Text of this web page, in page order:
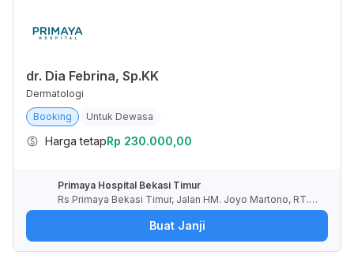
dr. Dia Febrina, Sp.KK
Dermatologi
Booking
Untuk Dewasa
Harga tetapRp 230.000,00
Primaya Hospital Bekasi Timur
Rs Primaya Bekasi Timur, Jalan HM. Joyo Martono, RT.0
03/RW.021, Margahayu, Kota Bekasi, Jawa Barat, Indone
Buat Janji